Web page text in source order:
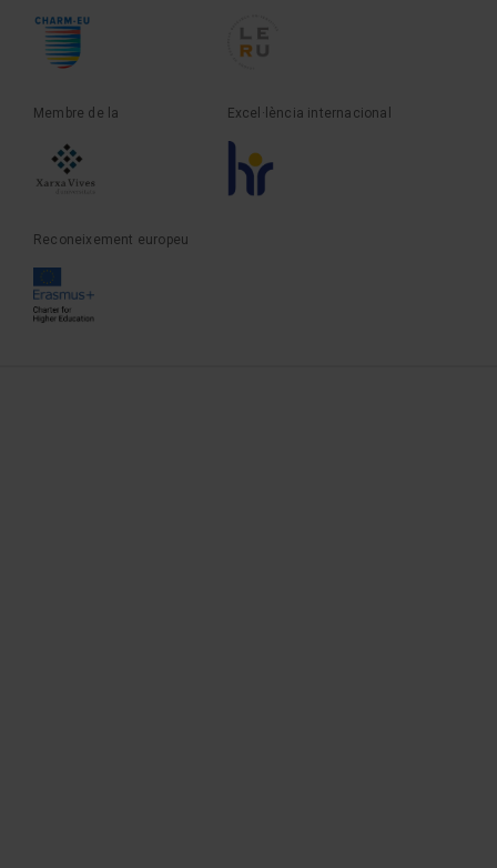
Membre de la Excel·lència internacional
Reconeixement europeu